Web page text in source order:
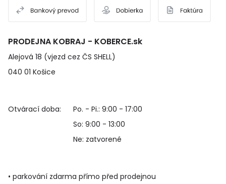
PRODEJNA KOBRAJ - KOBERCE.sk
Alejová 18 (vjezd cez ČS SHELL)
040 01 Košice
Otvárací doba:
Po. - Pi.: 9:00 - 17:00
So: 9:00 - 13:00
Ne: zatvorené
• parkování zdarma přímo před prodejnou